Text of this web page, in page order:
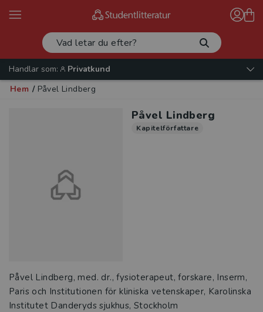
Handlar som:
Privatkund
Hem / Påvel Lindberg
Påvel Lindberg
Kapitelförfattare
Påvel Lindberg, med. dr., fysioterapeut, forskare, Inserm,
Paris och Institutionen för kliniska vetenskaper, Karolinska
Institutet Danderyds sjukhus, Stockholm